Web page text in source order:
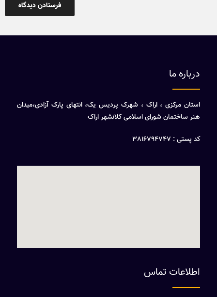
درباره ما
استان مرکزی ، اراک ، شهرک پردیس یک، انتهای پارک آزادی،میدان
هنر ساختمان شورای اسلامی کلانشهر اراک
کد پستی : 3816794747
اطلاعات تماس